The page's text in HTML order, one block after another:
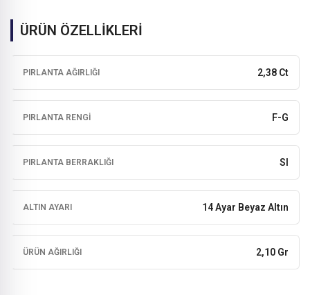
ÜRÜN ÖZELLİKLERİ
PIRLANTA AĞIRLIĞI 2,38 Ct
PIRLANTA RENGI F-G
PIRLANTA BERRAKLIĞI SI
ALTIN AYARI 14 Ayar Beyaz Altın
ÜRÜN AĞIRLIĞI 2,10 Gr